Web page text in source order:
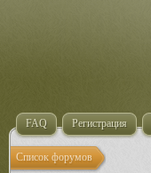
FAQ Регистрация
Список форумов